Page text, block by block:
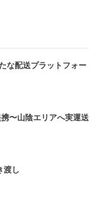
な配送プラットフォー
〜山陰エリアへ実運送
渡し